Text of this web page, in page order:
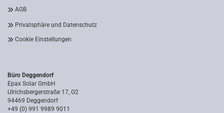
AGB
Privatsphäre und Datenschutz
Cookie Einstellungen
Büro Deggendorf
Epax Solar GmbH
Ulrichsbergerstraße 17, G2
94469 Deggendorf
+49 (0) 991 9989 9011